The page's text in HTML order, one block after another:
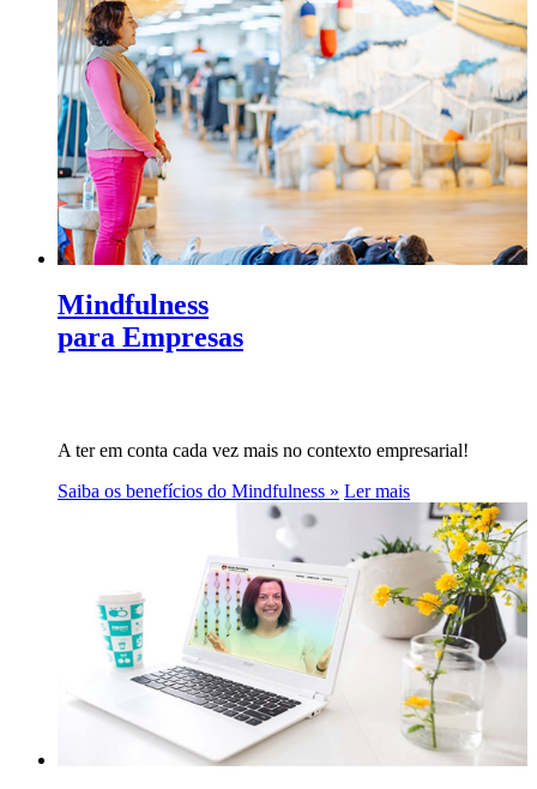
Mindfulness
para Empresas
A ter em conta cada vez mais no contexto empresarial!
Saiba os benefícios do Mindfulness » Ler mais